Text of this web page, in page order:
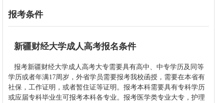
报考条件
新疆财经大学成人高考报名条件
报考新疆财经大学成人高考大专需要具有高中、中专学历及同等
学历或者年满17周岁，外省学员需要报考我校函授，需要在本省有
社保，工作证明，或者暂住证等证明。报考本科需要具有专科学历
或应届专科毕业生可报考本科各专业。报考医学类专业大专，护理